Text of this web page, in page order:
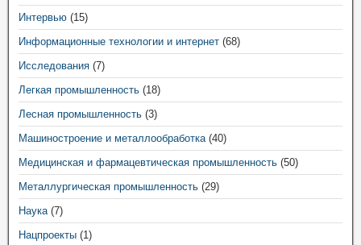
Интервью (15)
Информационные технологии и интернет (68)
Исследования (7)
Легкая промышленность (18)
Лесная промышленность (3)
Машиностроение и металлообработка(40)
Медицинская и фармацевтическая промышленность (50)
Металлургическая промышленность (29)
Наука(7)
Нацпроекты (1)